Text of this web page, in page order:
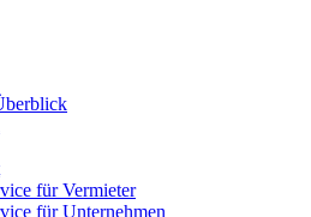
für Vermieter
für Unternehmen